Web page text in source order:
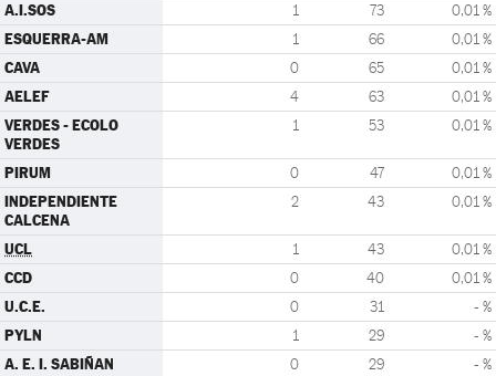
A.I.SOS 1 73 0,01 %
ESQUERRA-AM 1 66 0,01 %
CAVA 0 65 0,01 %
AELEF 4 63 0,01 %
VERDES - ECOLO
VERDES
1 53 0,01 %
PIRUM 0 47 0,01 %
INDEPENDIENTE
CALCENA
2 43 0,01 %
UCL 1 43 0,01 %
CCD 0 40 0,01 %
U.C.E. 0 31 - %
PYLN 1 29 - %
A. E. I. SABIÑAN 0 29 - %